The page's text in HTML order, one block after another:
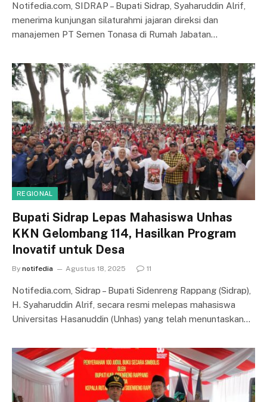
Notifedia.com, SIDRAP – Bupati Sidrap, Syaharuddin Alrif,
menerima kunjungan silaturahmi jajaran direksi dan
manajemen PT Semen Tonasa di Rumah Jabatan…
REGIONAL
Bupati Sidrap Lepas Mahasiswa Unhas
KKN Gelombang 114, Hasilkan Program
Inovatif untuk Desa
By notifedia Agustus 18, 2025 11
Notifedia.com, Sidrap – Bupati Sidenreng Rappang (Sidrap),
H. Syaharuddin Alrif, secara resmi melepas mahasiswa
Universitas Hasanuddin (Unhas) yang telah menuntaskan…